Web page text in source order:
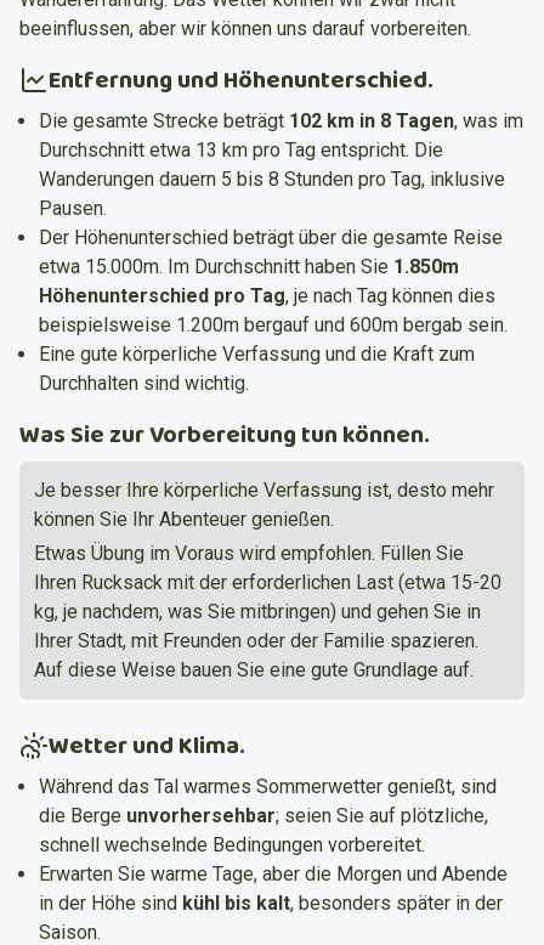
beeinflussen, aber wir können uns darauf vorbereiten.
Entfernung und Höhenunterschied.
Die gesamte Strecke beträgt 102 km in 8 Tagen, was im
Durchschnitt etwa 13 km pro Tag entspricht. Die
Wanderungen dauern 5 bis 8 Stunden pro Tag, inklusive
Pausen.
Der Höhenunterschied beträgt über die gesamte Reise
etwa 15.000m. Im Durchschnitt haben Sie 1.850m
Höhenunterschied pro Tag, je nach Tag können dies
beispielsweise 1.200m bergauf und 600m bergab sein.
Eine gute körperliche Verfassung und die Kraft zum
Durchhalten sind wichtig.
Was Sie zur Vorbereitung tun können.
Je besser Ihre körperliche Verfassung ist, desto mehr
können Sie Ihr Abenteuer genießen.
Etwas Übung im Voraus wird empfohlen. Füllen Sie
Ihren Rucksack mit der erforderlichen Last (etwa 15-20
kg, je nachdem, was Sie mitbringen) und gehen Sie in
Ihrer Stadt, mit Freunden oder der Familie spazieren.
Auf diese Weise bauen Sie eine gute Grundlage auf.
Wetter und Klima.
Während das Tal warmes Sommerwetter genießt, sind
die Berge unvorhersehbar; seien Sie auf plötzliche,
schnell wechselnde Bedingungen vorbereitet.
Erwarten Sie warme Tage, aber die Morgen und Abende
in der Höhe sind kühl bis kalt, besonders später in der
Saison.